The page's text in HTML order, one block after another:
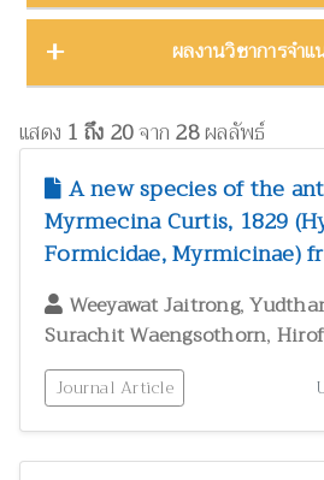
แสดง 1 ถึง 20จาก 28ผลลัพธ์
A new species of the
Myrmecina Curtis, 1829
Formicidae, Myrmicinae)
Weeyawat Jaitrong,
Surachit Waengsothorn,
Journal Article
รายงาน
รายงานการวิจัย
วิทยานิพนธ์
หนังสือ
ทรัพยากรธรรมชาติ โลก และสิ่งแวดล้อม
เทคโนโลยีและวิศวกรรมศาสตร์
ประวัติวิทยาศาสตร์
พฤกษศาสตร์และผลิตภัณฑ์จากพืช
พิพิธภัณฑ์ศึกษา
ภูมิปัญญาท้องถิ่น
แมลงและกีฏวิทยา
ไร่นาและระบบการเพาะปลูก
วนศาสตร์และผลิตภัณฑ์จากป่า
วิทยาศาสตร์ศึกษา
เศรษฐศาสตร์ ธุรกิจ และอุตสาหกรรม
ภาคเหนือ
Zootaxa
ZooKeys
Far Eastern Entomologist
วารสารวนศาสตร์
Phytotaxa
วารสารสัตว์ป่าเมืองไทย
ผลงานภาษาต่างประเทศ
ผลงานภาษาไทย
ผลงานวิชาการจำ
2025
2024
2023
2022
2021
2020